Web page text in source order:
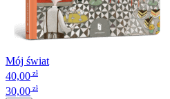
Mój świat
40,00 zł
30,00 zł